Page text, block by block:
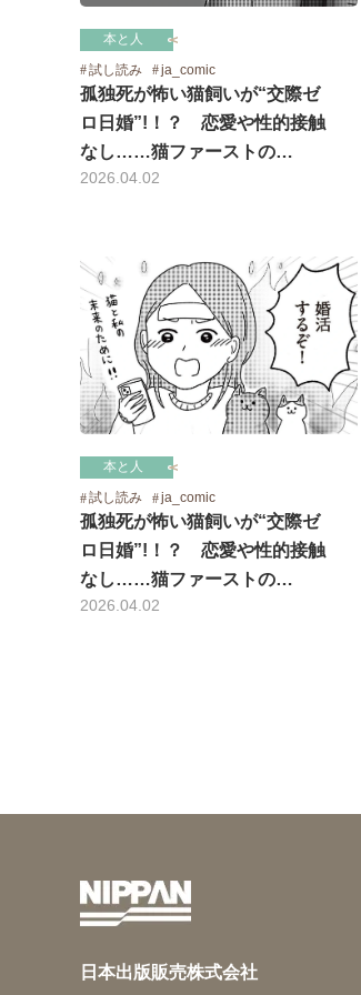
本と人
試し読み
ja_comic
孤独死が怖い猫飼いが“交際ゼ
ロ日婚”!！？ 恋愛や性的接触
なし……猫ファーストの…
2026.04.02
本と人
試し読み
ja_comic
孤独死が怖い猫飼いが“交際ゼ
ロ日婚”!！？ 恋愛や性的接触
なし……猫ファーストの…
2026.04.02
日本出版販売株式会社